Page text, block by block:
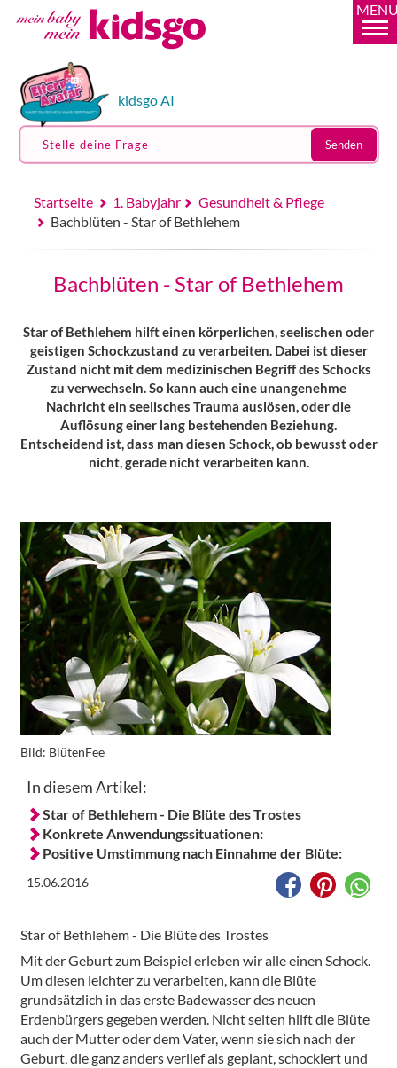
kidsgo AI
Stelle deine Frage Senden
Startseite 1. Babyjahr
Gesundheit & Pflege
Bachblüten - Star of Bethlehem
Bachblüten - Star of Bethlehem
Star of Bethlehem hilft einen körperlichen, seelischen oder
geistigen Schockzustand zu verarbeiten. Dabei ist dieser
Zustand nicht mit dem medizinischen Begriff des Schocks
zu verwechseln. So kann auch eine unangenehme
Nachricht ein seelisches Trauma auslösen, oder die
Auflösung einer lang bestehenden Beziehung.
Entscheidend ist, dass man diesen Schock, ob bewusst oder
nicht, gerade nicht verarbeiten kann.
Bild: BlütenFee
In diesem Artikel:
Star of Bethlehem - Die Blüte des Trostes
Konkrete Anwendungssituationen:
Positive Umstimmung nach Einnahme der Blüte:
15.06.2016
Star of Bethlehem - Die Blüte des Trostes
Mit der Geburt zum Beispiel erleben wir alle einen Schock.
Um diesen leichter zu verarbeiten, kann die Blüte
grundsätzlich in das erste Badewasser des neuen
Erdenbürgers gegeben werden. Nicht selten hilft die Blüte
auch der Mutter oder dem Vater, wenn sie sich nach der
Geburt, die ganz anders verlief als geplant, schockiert und